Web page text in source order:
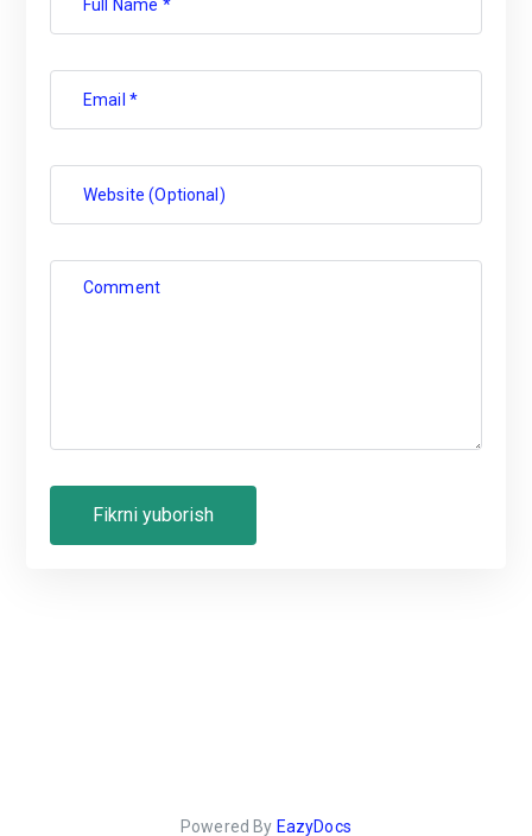
Full Name *
Email *
Website (Optional)
Comment
Powered By EazyDocs